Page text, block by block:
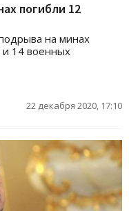
погибли 12
на минах
и 14 военных
22 декабря 2020, 17:10